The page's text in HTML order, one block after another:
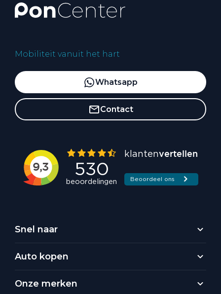
Mobiliteit vanuit het hart
Whatsapp
Contact
Snel naar
Auto kopen
Onze merken